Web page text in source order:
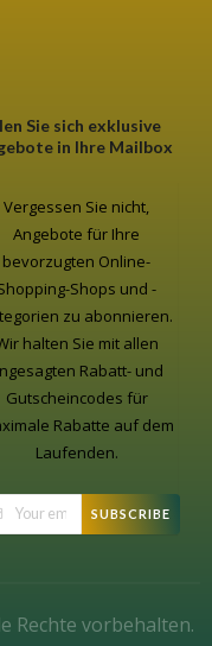
Sie sich exklusive
in Ihre Mailbox
Vergessen Sie nicht,
Angebote für Ihre
bevorzugten Online-
Shops und -
zu abonnieren.
halten Sie mit allen
Rabatt- und
Gutscheincodes für
Rabatte auf dem
Laufenden.
SUBSCRIBE
Rechte vorbehalten.